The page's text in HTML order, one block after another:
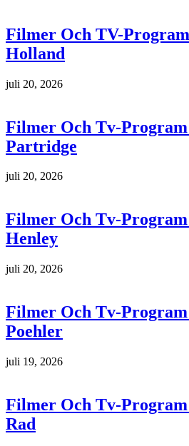
Filmer Och TV-
Holland
juli 20, 2026
Filmer Och Tv-
Partridge
juli 20, 2026
Filmer Och Tv-
Henley
juli 20, 2026
Filmer Och Tv-
Poehler
juli 19, 2026
Filmer Och Tv-Program
Rad